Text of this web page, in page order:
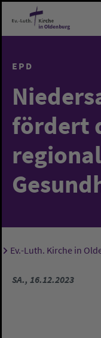
Zum Hauptinhalt
EPD
fördert
Sie sind hier:
Ev.-Luth. Kirche in
SA., 16.12.2023